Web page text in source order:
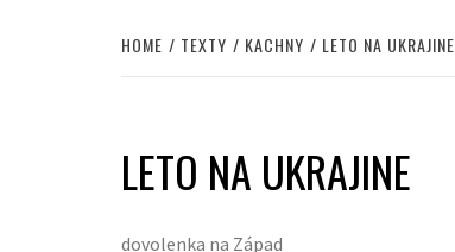
HOME TEXTY KACHNY LETO NA UKRAJINE
LETO NA UKRAJINE
dovolenka na Západ